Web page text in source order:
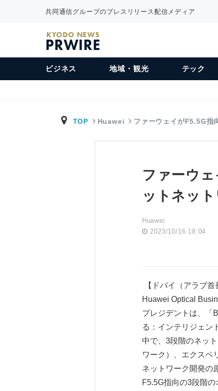
共同通信グループのプレスリリース配信メディア
KYODO NEWS
PRWIRE
ビジネス 地域・観光 テック
TOP Huawei ファーウェイがF5.5G指
ファーウ
ットネッ
Huawei
2023/10/16 18:04
【ドバイ（アラブ
Huawei Optical
プレジデントは、「
る：インテリジェン
中で、3段階のネッ
ワーク）、エクスペ
ネットワーク開発の
F5.5G指向の3段階